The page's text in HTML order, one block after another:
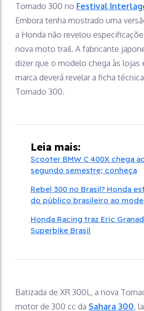
Tornado 300 no Festival
Embora tenha mostrado uma
a Honda não revelou
nova moto trail. A fabricante
dizer que o modelo chega às lojas
marca deverá revelar a ficha
Tornado 300.
Leia mais:
Scooter BMW C 400X chega
segundo semestre; conheça
Rebel 300 no Brasil? Honda
do público brasileiro ao
Honda Racing traz Eric
Superbike Brasil
Batizada de XR 300L, a nova
motor de 300 cc da Sahara 300,